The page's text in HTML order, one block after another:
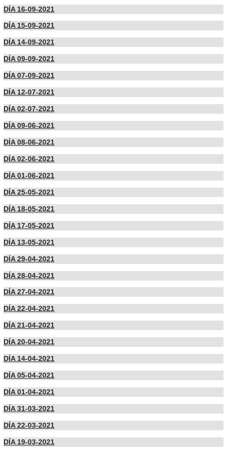
DÍA 16-09-2021
DÍA 15-09-2021
DÍA 14-09-2021
DÍA 09-09-2021
DÍA 07-09-2021
DÍA 12-07-2021
DÍA 02-07-2021
DÍA 09-06-2021
DÍA 08-06-2021
DÍA 02-06-2021
DÍA 01-06-2021
DÍA 25-05-2021
DÍA 18-05-2021
DÍA 17-05-2021
DÍA 13-05-2021
DÍA 29-04-2021
DÍA 28-04-2021
DÍA 27-04-2021
DÍA 22-04-2021
DÍA 21-04-2021
DÍA 20-04-2021
DÍA 14-04-2021
DÍA 05-04-2021
DÍA 01-04-2021
DÍA 31-03-2021
DÍA 22-03-2021
DÍA 19-03-2021